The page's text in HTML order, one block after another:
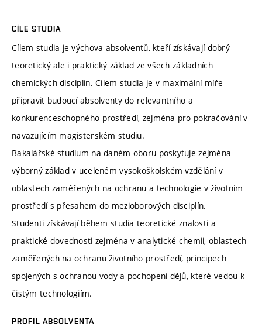
CÍLE STUDIA
Cílem studia je výchova absolventů, kteří získávají dobrý
teoretický ale i praktický základ ze všech základních
chemických disciplín. Cílem studia je v maximální míře
připravit budoucí absolventy do relevantního a
konkurenceschopného prostředí, zejména pro pokračování v
navazujícím magisterském studiu.
Bakalářské studium na daném oboru poskytuje zejména
výborný základ v uceleném vysokoškolském vzdělání v
oblastech zaměřených na ochranu a technologie v životním
prostředí s přesahem do mezioborových disciplín.
Studenti získávají během studia teoretické znalosti a
praktické dovednosti zejména v analytické chemii, oblastech
zaměřených na ochranu životního prostředí, principech
spojených s ochranou vody a pochopení dějů, které vedou k
čistým technologiím.
PROFIL ABSOLVENTA